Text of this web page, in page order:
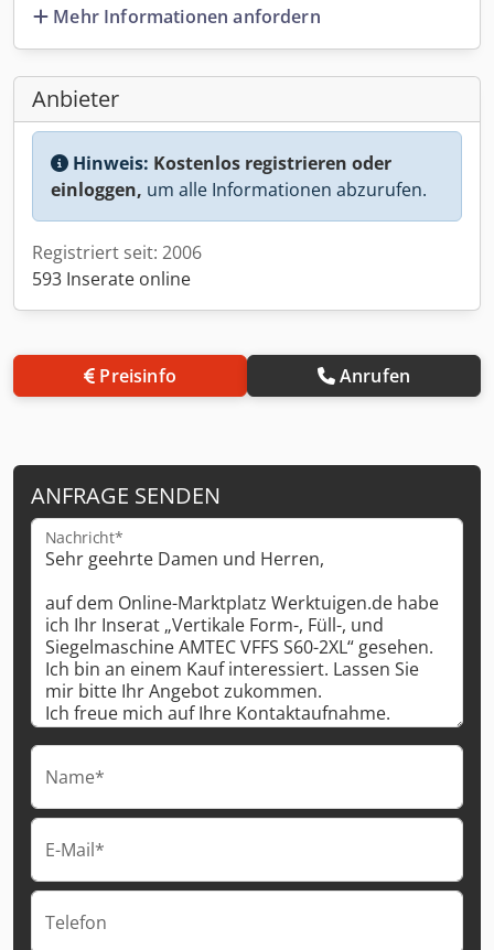
Mehr Informationen anfordern
Anbieter
Hinweis: Kostenlos registrieren oder
einloggen, um alle Informationen abzurufen.
Registriert seit: 2006
593 Inserate online
Preisinfo Anrufen
ANFRAGE SENDEN
Nachricht*
Name*
E-Mail*
Telefon